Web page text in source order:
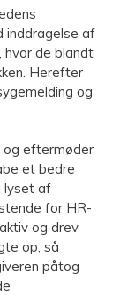
inddragelse af
de blandt
Herefter
og
og eftermøder
et bedre
lyset af
for HR-
og drev
op, så
påtog